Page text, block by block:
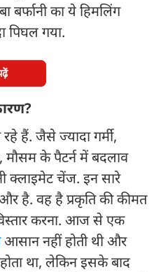
बर्फानी का ये हिमलिंग
पिघल गया.
हैं. जैसे ज्यादा गर्मी,
मौसम के पैटर्न में बदलाव
क्लाइमेट चेंज. इन सारे
है. वह है प्रकृति की कीमत
करना. आज से एक
आसान नहीं होती थी और
होता था, लेकिन इसके बाद